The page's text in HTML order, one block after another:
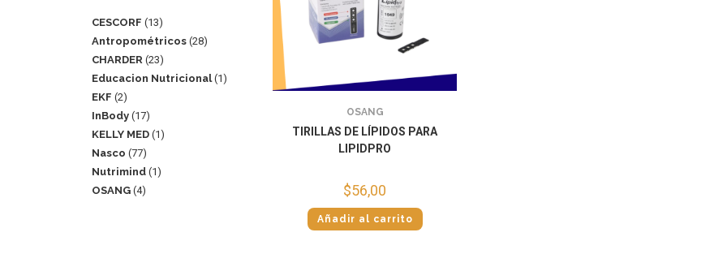
CESCORF 13
Antropométricos 28
CHARDER 23
Educacion Nutricional 1
EKF 2
InBody 17
KELLY MED 1
Nasco 77
Nutrimind 1
OSANG 4
OSANG
TIRILLAS DE LÍPIDOS PARA
LIPIDPRO
$56,00
Añadir al carrito